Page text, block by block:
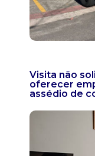
Visita não
oferecer
assédio de